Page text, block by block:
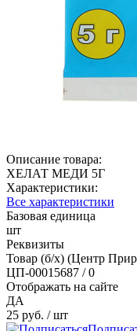
Описание товара:
ХЕЛАТ МЕДИ 5Г
Характеристики:
Все характеристики
Базовая единица
шт
Реквизиты
Товар (б/х) (Центр
ЦП-00015687 / 0
Отображать на сайте
ДА
25 руб. / шт